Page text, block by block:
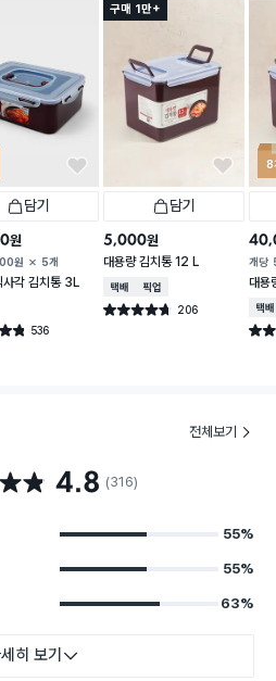
담기
원
원 5개
사각 김치통 3L
536
건 작성
구매 1만+
담기
5,000원
대용량 김치통 12 L
택배배송매장픽업
별점 4.7점 206
건 작성
8
개당
대용
택배
별점
전체보기
4.8 (316)
55%
55%
63%
히 보기